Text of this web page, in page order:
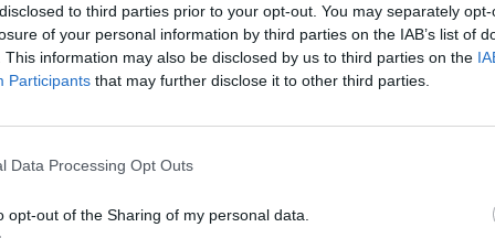
to third parties prior to your opt-out. You may separately
of your personal information by third parties on the IAB’s list of
This information may also be disclosed by us to third parties on the
Participants that may further disclose it to other third parties.
Data Processing Opt Outs
opt-out of the Sharing of my personal data.
per pizza e parmigiano. Puoi
per arricchire il sapore. La versatilità di
preferisci, dando libero sfogo alla tua
la
il forno a 200°C, posizionare la pizza su